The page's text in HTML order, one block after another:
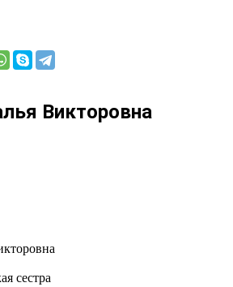
Викторовна
сестра